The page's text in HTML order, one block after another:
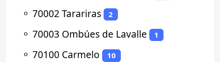
⚬ 70002 Tarariras 2
⚬ 70003 Ombúes de Lavalle 1
⚬ 70100 Carmelo 10